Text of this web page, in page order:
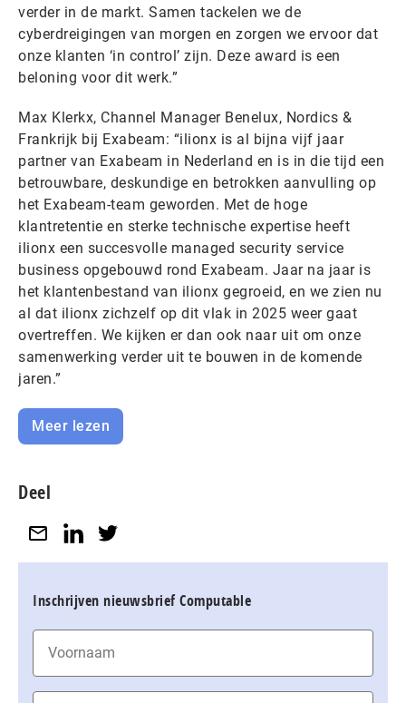
verder in de markt. Samen tackelen we de
cyberdreigingen van morgen en zorgen we ervoor dat
onze klanten ‘in control’ zijn. Deze award is een
beloning voor dit werk.”
Max Klerkx, Channel Manager Benelux, Nordics &
Frankrijk bij Exabeam: “ilionx is al bijna vijf jaar
partner van Exabeam in Nederland en is in die tijd een
betrouwbare, deskundige en betrokken aanvulling op
het Exabeam-team geworden. Met de hoge
klantretentie en sterke technische expertise heeft
ilionx een succesvolle managed security service
business opgebouwd rond Exabeam. Jaar na jaar is
het klantenbestand van ilionx gegroeid, en we zien nu
al dat ilionx zichzelf op dit vlak in 2025 weer gaat
overtreffen. We kijken er dan ook naar uit om onze
samenwerking verder uit te bouwen in de komende
jaren.”
Meer lezen
Deel
Inschrijven nieuwsbrief Computable